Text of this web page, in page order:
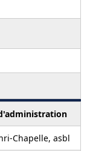
Chapelle, asbl